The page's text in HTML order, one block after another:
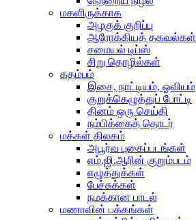
மகளிருக்காக
அழகுக் குறிப்பு
ஆரோக்கியத் தகவல்கள்
சமையல் டிப்ஸ்
சிறு தொழில்கள்
கதம்பம்
இசை, நாட்டியம், ஓவியம்
குறுக்கெழுத்துப் போட்டி
தினம் ஒரு செய்தி
நம்பிக்கைத் தொடர்
மக்கள் திலகம்
அபூர்வ புகைப்படங்கள்
எம்.ஜி.ஆரின் குறும்படம்
எழுத்துக்கள்
பேச்சுக்கள்
நமக்கான பாடல்
மணாவின் பக்கங்கள்